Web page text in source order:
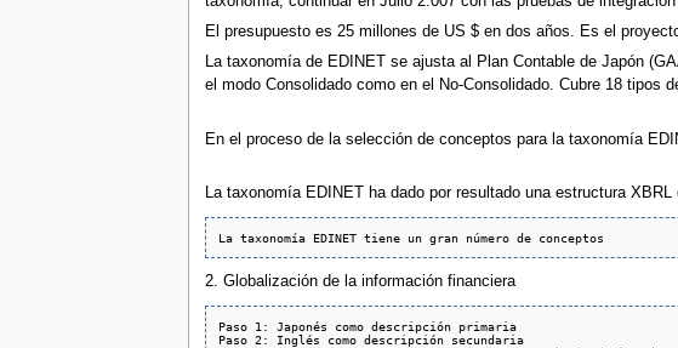
El presupuesto es 25 millones de US $ en dos años. Es el
La taxonomía de EDINET se ajusta al Plan Contable de Japón
el modo Consolidado como en el No-Consolidado. Cubre 18 tipos
En el proceso de la selección de conceptos para la taxonomía
La taxonomía EDINET ha dado por resultado una estructura
2. Globalización de la información financiera
Paso 1: Japonés como descripción primaria
Paso 2: Inglés como descripción secundaria